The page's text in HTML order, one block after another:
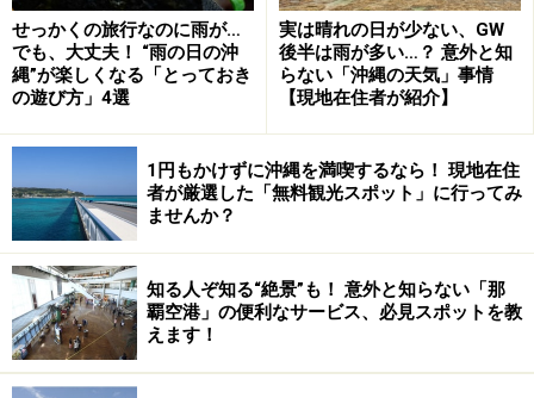
月ヶ浜と呼ばれるトゥドゥマリの浜は、西表島の夕陽スポッ
トでもあります
トゥドゥマリの浜は、別名月ヶ浜とも呼ばれる西表島を
と、美しい弧を描く海岸線が特徴です。このビーチはち
ょうど浦内川の河口付近に位置するため、ビーチを左手
奥に歩いて行くと海と河とが交わる風景に出逢います。
河口付近にはマングローブが根をはり、目の前には大き
くゆるやかな流れを見せる亜熱帯の河の姿を目にするで
しょう。
現在はビーチにリゾートが建っていますが、その昔はウ
せっかくの旅行なのに雨が…
でも、大丈夫！ “雨の日の沖
縄”が楽しくなる「とっておき
の遊び方」4選
実は晴れの日が少ない、GW
後半は雨が多い…？ 意外と知
らない「沖縄の天気」事情
【現地在住者が紹介】
1円もかけずに沖縄を満喫するなら！ 現地在住
者が厳選した「無料観光スポット」に行ってみ
ませんか？
知る人ぞ知る“絶景”も！ 意外と知らない「那
覇空港」の便利なサービス、必見スポットを教
えます！